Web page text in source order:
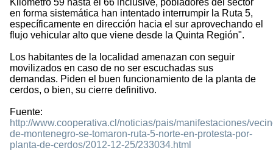
Kilómetro 59 hasta el 66 inclusive, pobladores del sector
en forma sistemática han intentado interrumpir la Ruta 5,
específicamente en dirección hacia el sur aprovechando el
flujo vehicular alto que viene desde la Quinta Región".
Los habitantes de la localidad amenazan con seguir
movilizados en caso de no ser escuchadas sus
demandas. Piden el buen funcionamiento de la planta de
cerdos, o bien, su cierre definitivo.
Fuente:
http://www.cooperativa.cl/noticias/pais/manifestaciones/
de-montenegro-se-tomaron-ruta-5-norte-en-protesta-por-
planta-de-cerdos/2012-12-25/233034.html